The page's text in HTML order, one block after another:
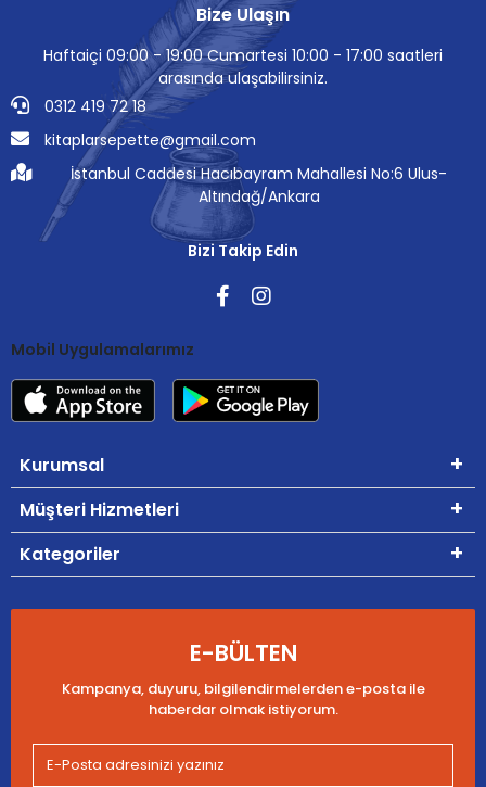
Bize Ulaşın
Haftaiçi 09:00 - 19:00 Cumartesi 10:00 - 17:00 saatleri
arasında ulaşabilirsiniz.
0312 419 72 18
kitaplarsepette@gmail.com
İstanbul Caddesi Hacıbayram Mahallesi No:6 Ulus-
Altındağ/Ankara
Bizi Takip Edin
Mobil Uygulamalarımız
Kurumsal
Müşteri Hizmetleri
Kategoriler
E-BÜLTEN
Kampanya, duyuru, bilgilendirmelerden e-posta ile
haberdar olmak istiyorum.